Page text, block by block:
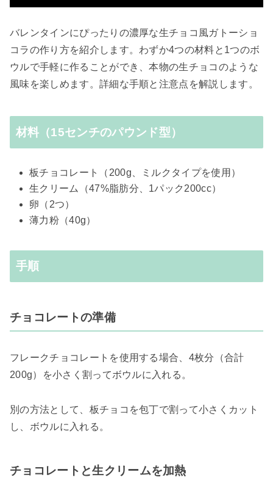
バレンタインにぴったりの濃厚な生チョコ風ガトーショ
コラの作り方を紹介します。わずか4つの材料と1つのボ
ウルで手軽に作ることができ、本物の生チョコのような
風味を楽しめます。詳細な手順と注意点を解説します。
材料（15センチのパウンド型）
板チョコレート（200g、ミルクタイプを使用）
生クリーム（47%脂肪分、1パック200cc）
卵（2つ）
薄力粉（40g）
手順
チョコレートの準備
フレークチョコレートを使用する場合、4枚分（合計
200g）を小さく割ってボウルに入れる。
別の方法として、板チョコを包丁で割って小さくカット
し、ボウルに入れる。
チョコレートと生クリームを加熱